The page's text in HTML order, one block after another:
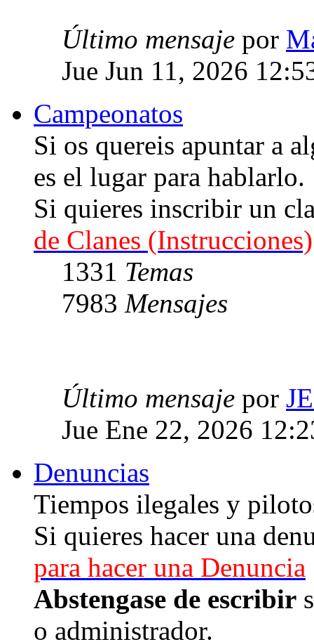
Último mensaje por
Jue Jun 11, 2026
Campeonatos
Si os quereis apuntar a
es el lugar para hablarlo.
Si quieres inscribir un
de Clanes (Instrucciones)
1331 Temas
7983 Mensajes
Último mensaje por
Jue Ene 22, 2026
Denuncias
Tiempos ilegales y
Si quieres hacer una
para hacer una Denuncia
Abstengase de escribir
o administrador.